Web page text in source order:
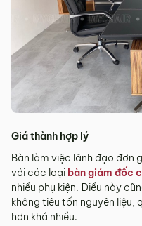
Giá thành hợp lý
Bàn làm việc lãnh đạo đơn
với các loại bàn giám đốc
nhiều phụ kiện. Điều này
không tiêu tốn nguyên liệu,
hơn khá nhiều.